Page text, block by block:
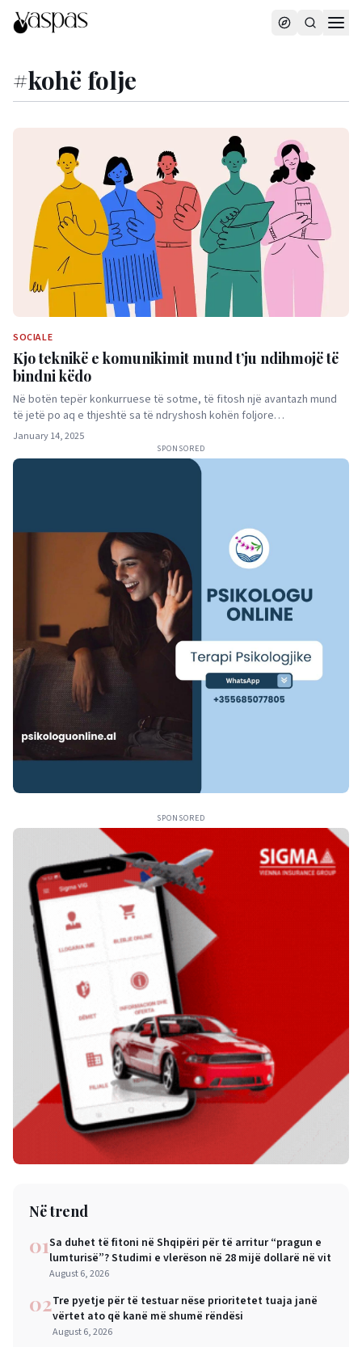
#kohë folje
SOCIALE
Kjo teknikë e komunikimit mund t’ju ndihmojë të
bindni këdo
Në botën tepër konkurruese të sotme, të fitosh një avantazh mund
të jetë po aq e thjeshtë sa të ndryshosh kohën foljore…
January 14, 2025
SPONSORED
SPONSORED
Në trend
01Sa duhet të fitoni në Shqipëri për të arritur “pragun e
lumturisë”? Studimi e vlerëson në 28 mijë dollarë në vit
August 6, 2026
02Tre pyetje për të testuar nëse prioritetet tuaja janë
vërtet ato që kanë më shumë rëndësi
August 6, 2026